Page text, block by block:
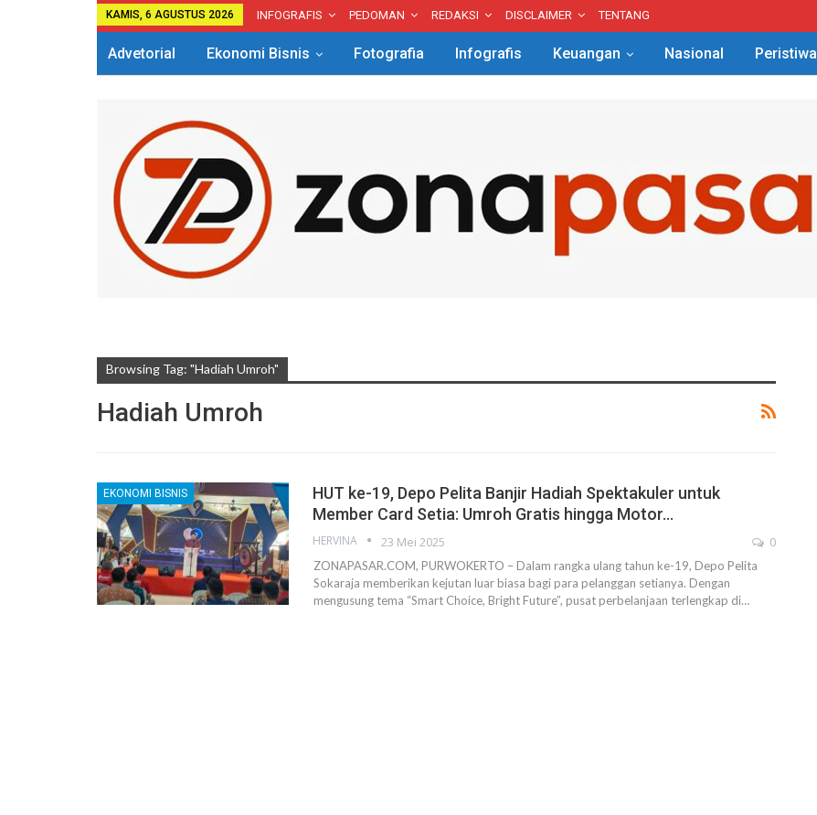
KAMIS, 6 AGUSTUS 2026 INFOGRAFIS PEDOMAN REDAKSI DISCLAIMER TENTANG
Advetorial Ekonomi Bisnis Fotografia Infografis Keuangan Nasional Peristiwa
Browsing Tag: "Hadiah Umroh"
Hadiah Umroh
EKONOMI BISNIS
HUT ke-19, Depo Pelita Banjir Hadiah Spektakuler untuk
Member Card Setia: Umroh Gratis hingga Motor…
HERVINA 23 Mei 2025 0
ZONAPASAR.COM, PURWOKERTO – Dalam rangka ulang tahun ke-19, Depo Pelita
Sokaraja memberikan kejutan luar biasa bagi para pelanggan setianya. Dengan
mengusung tema “Smart Choice, Bright Future”, pusat perbelanjaan terlengkap di…